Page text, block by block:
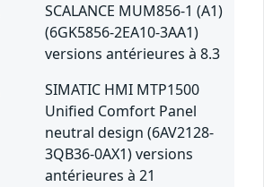
SCALANCE MUM856-1 (A1)
(6GK5856-2EA10-3AA1)
versions antérieures à 8.3
SIMATIC HMI MTP1500
Unified Comfort Panel
neutral design (6AV2128-
3QB36-0AX1) versions
antérieures à 21